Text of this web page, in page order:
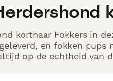
korthaar Fokkers in
en fokken
op de echtheid van